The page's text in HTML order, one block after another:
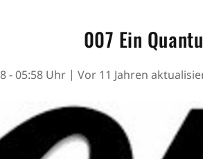
007 Ein
- 05:58 Uhr Vor 11 Jahren